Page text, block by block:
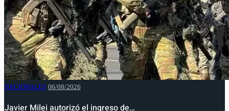
NACIONALES 06/08/2026
Javier Milei autorizó el ingreso de…